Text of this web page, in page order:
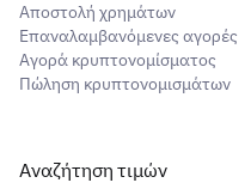
Αποστολή χρημάτων
Επαναλαμβανόμενες αγορές
Αγορά κρυπτονομίσματος
Πώληση κρυπτονομισμάτων
Αναζήτηση τιμών